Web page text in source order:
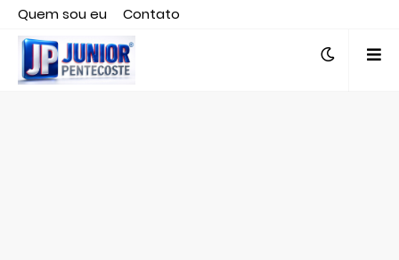
Quem sou eu
Contato
Editor responsável, jornalista Clovis Almeida.